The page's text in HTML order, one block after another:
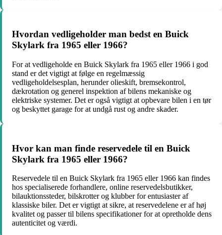
Hvordan vedligeholder man bedst en Buick
Skylark fra 1965 eller 1966?
For at vedligeholde en Buick Skylark fra 1965 eller 1966 i god
stand er det vigtigt at følge en regelmæssig
vedligeholdelsesplan, herunder olieskift, bremsekontrol,
dækrotation og generel inspektion af bilens mekaniske og
elektriske systemer. Det er også vigtigt at opbevare bilen i en tør
og beskyttet garage for at undgå rust og andre skader.
Hvor kan man finde reservedele til en Buick
Skylark fra 1965 eller 1966?
Reservedele til en Buick Skylark fra 1965 eller 1966 kan findes
hos specialiserede forhandlere, online reservedelsbutikker,
bilauktionssteder, bilskrotter og klubber for entusiaster af
klassiske biler. Det er vigtigt at sikre, at reservedelene er af høj
kvalitet og passer til bilens specifikationer for at opretholde dens
autenticitet og værdi.